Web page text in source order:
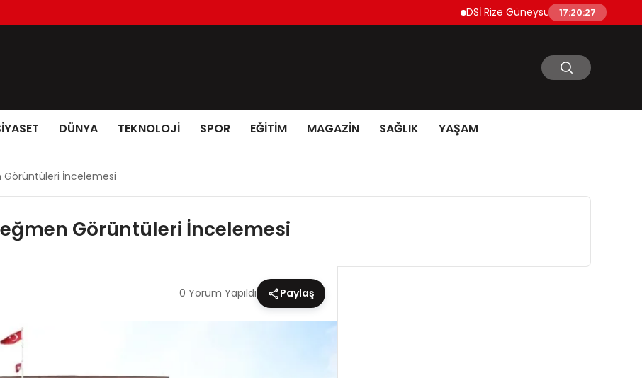
DSİ Rize Güneysu İçme Suyu Projesi İçin
17:20:28
DÜNYA TEKNOLOJİ SPOR EĞİTİM MAGAZİN SAĞLIK YAŞAM
Görüntüleri İncelemesi
Görüntüleri İncelemesi
0 Yorum Yapıldı Paylaş